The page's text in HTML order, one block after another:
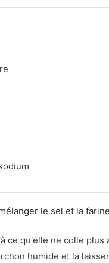
le sel et la
ce qu'elle ne colle plus
humide et la